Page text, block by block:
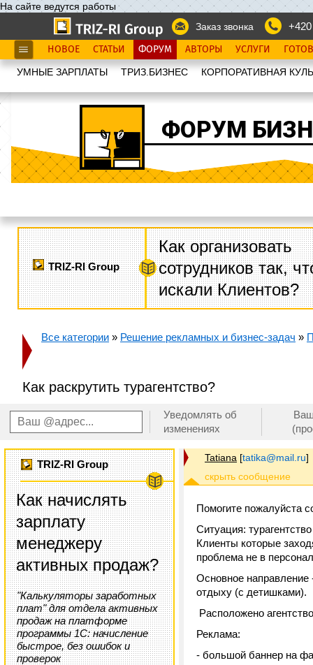
На сайте ведутся работы
Заказ звонка
НОВОЕ СТАТЬИ ФОРУМ АВТОРЫ УСЛУГИ
УМНЫЕ ЗАРПЛАТЫ ТРИЗ.БИЗНЕС КОРПОРАТИВНАЯ
ФОРУМ
TRIZ-RI Group
Как организовать
сотрудников так,
искали Клиентов?
Все категории » Решение рекламных и бизнес-задач »
Как раскрутить турагентство?
Уведомлять об
изменениях
TRIZ-RI Group
Как начислять
зарплату
менеджеру
активных продаж?
"Калькуляторы заработных
плат" для отдела активных
продаж на платформе
программы 1С: начисление
быстрое, без ошибок и
проверок
Tatiana [tatika@mail.ru]
Помогите пожалуйста
Ситуация:
Клиенты которые
проблема не в
Основное
отдыху (с детишками).
Расположено
Реклама:
- большой баннер на